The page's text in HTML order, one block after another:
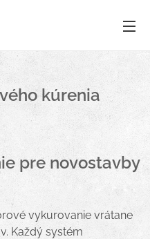
kúrenia
pre novostavby
vykurovanie vrátane
Každý systém